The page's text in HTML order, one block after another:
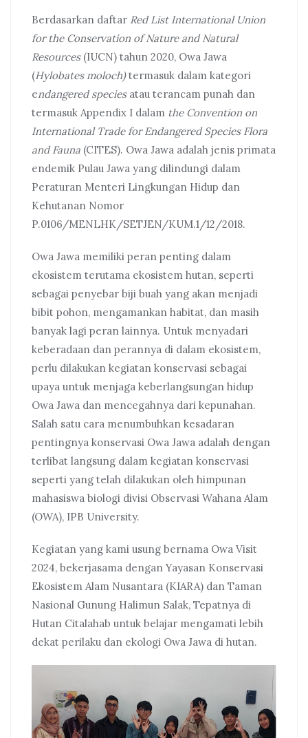
Berdasarkan daftar Red List International Union
for the Conservation of Nature and Natural
Resources(IUCN) tahun 2020, Owa Jawa
(Hylobates moloch)termasuk dalam kategori
endangered speciesatau terancam punah dan
termasuk Appendix I dalam the Convention on
International Trade for Endangered Species Flora
and Fauna (CITES). Owa Jawa adalah jenis primata
endemik Pulau Jawa yang dilindungi dalam
Peraturan Menteri Lingkungan Hidup dan
Kehutanan Nomor
P.0106/MENLHK/SETJEN/KUM.1/12/2018.
Owa Jawa memiliki peran penting dalam
ekosistem terutama ekosistem hutan, seperti
sebagai penyebar biji buah yang akan menjadi
bibit pohon, mengamankan habitat, dan masih
banyak lagi peran lainnya. Untuk menyadari
keberadaan dan perannya di dalam ekosistem,
perlu dilakukan kegiatan konservasi sebagai
upaya untuk menjaga keberlangsungan hidup
Owa Jawa dan mencegahnya dari kepunahan.
Salah satu cara menumbuhkan kesadaran
pentingnya konservasi Owa Jawa adalah dengan
terlibat langsung dalam kegiatan konservasi
seperti yang telah dilakukan oleh himpunan
mahasiswa biologi divisi Observasi Wahana Alam
(OWA), IPB University.
Kegiatan yang kami usung bernama Owa Visit
2024, bekerjasama dengan Yayasan Konservasi
Ekosistem Alam Nusantara (KIARA) dan Taman
Nasional Gunung Halimun Salak, Tepatnya di
Hutan Citalahab untuk belajar mengamati lebih
dekat perilaku dan ekologi Owa Jawa di hutan.